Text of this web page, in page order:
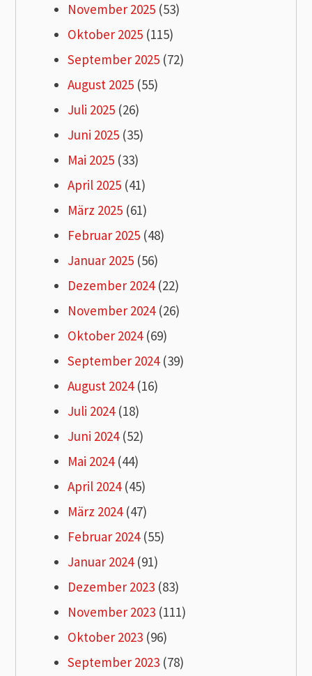
November 2025 (53)
Oktober 2025 (115)
September 2025 (72)
August 2025 (55)
Juli 2025 (26)
Juni 2025 (35)
Mai 2025 (33)
April 2025 (41)
März 2025 (61)
Februar 2025 (48)
Januar 2025 (56)
Dezember 2024(22)
November 2024(26)
Oktober 2024(69)
September 2024(39)
August 2024(16)
Juli 2024(18)
Juni 2024(52)
Mai 2024(44)
April 2024(45)
März 2024(47)
Februar 2024(55)
Januar 2024(91)
Dezember 2023 (83)
November 2023 (111)
Oktober 2023 (96)
September 2023 (78)